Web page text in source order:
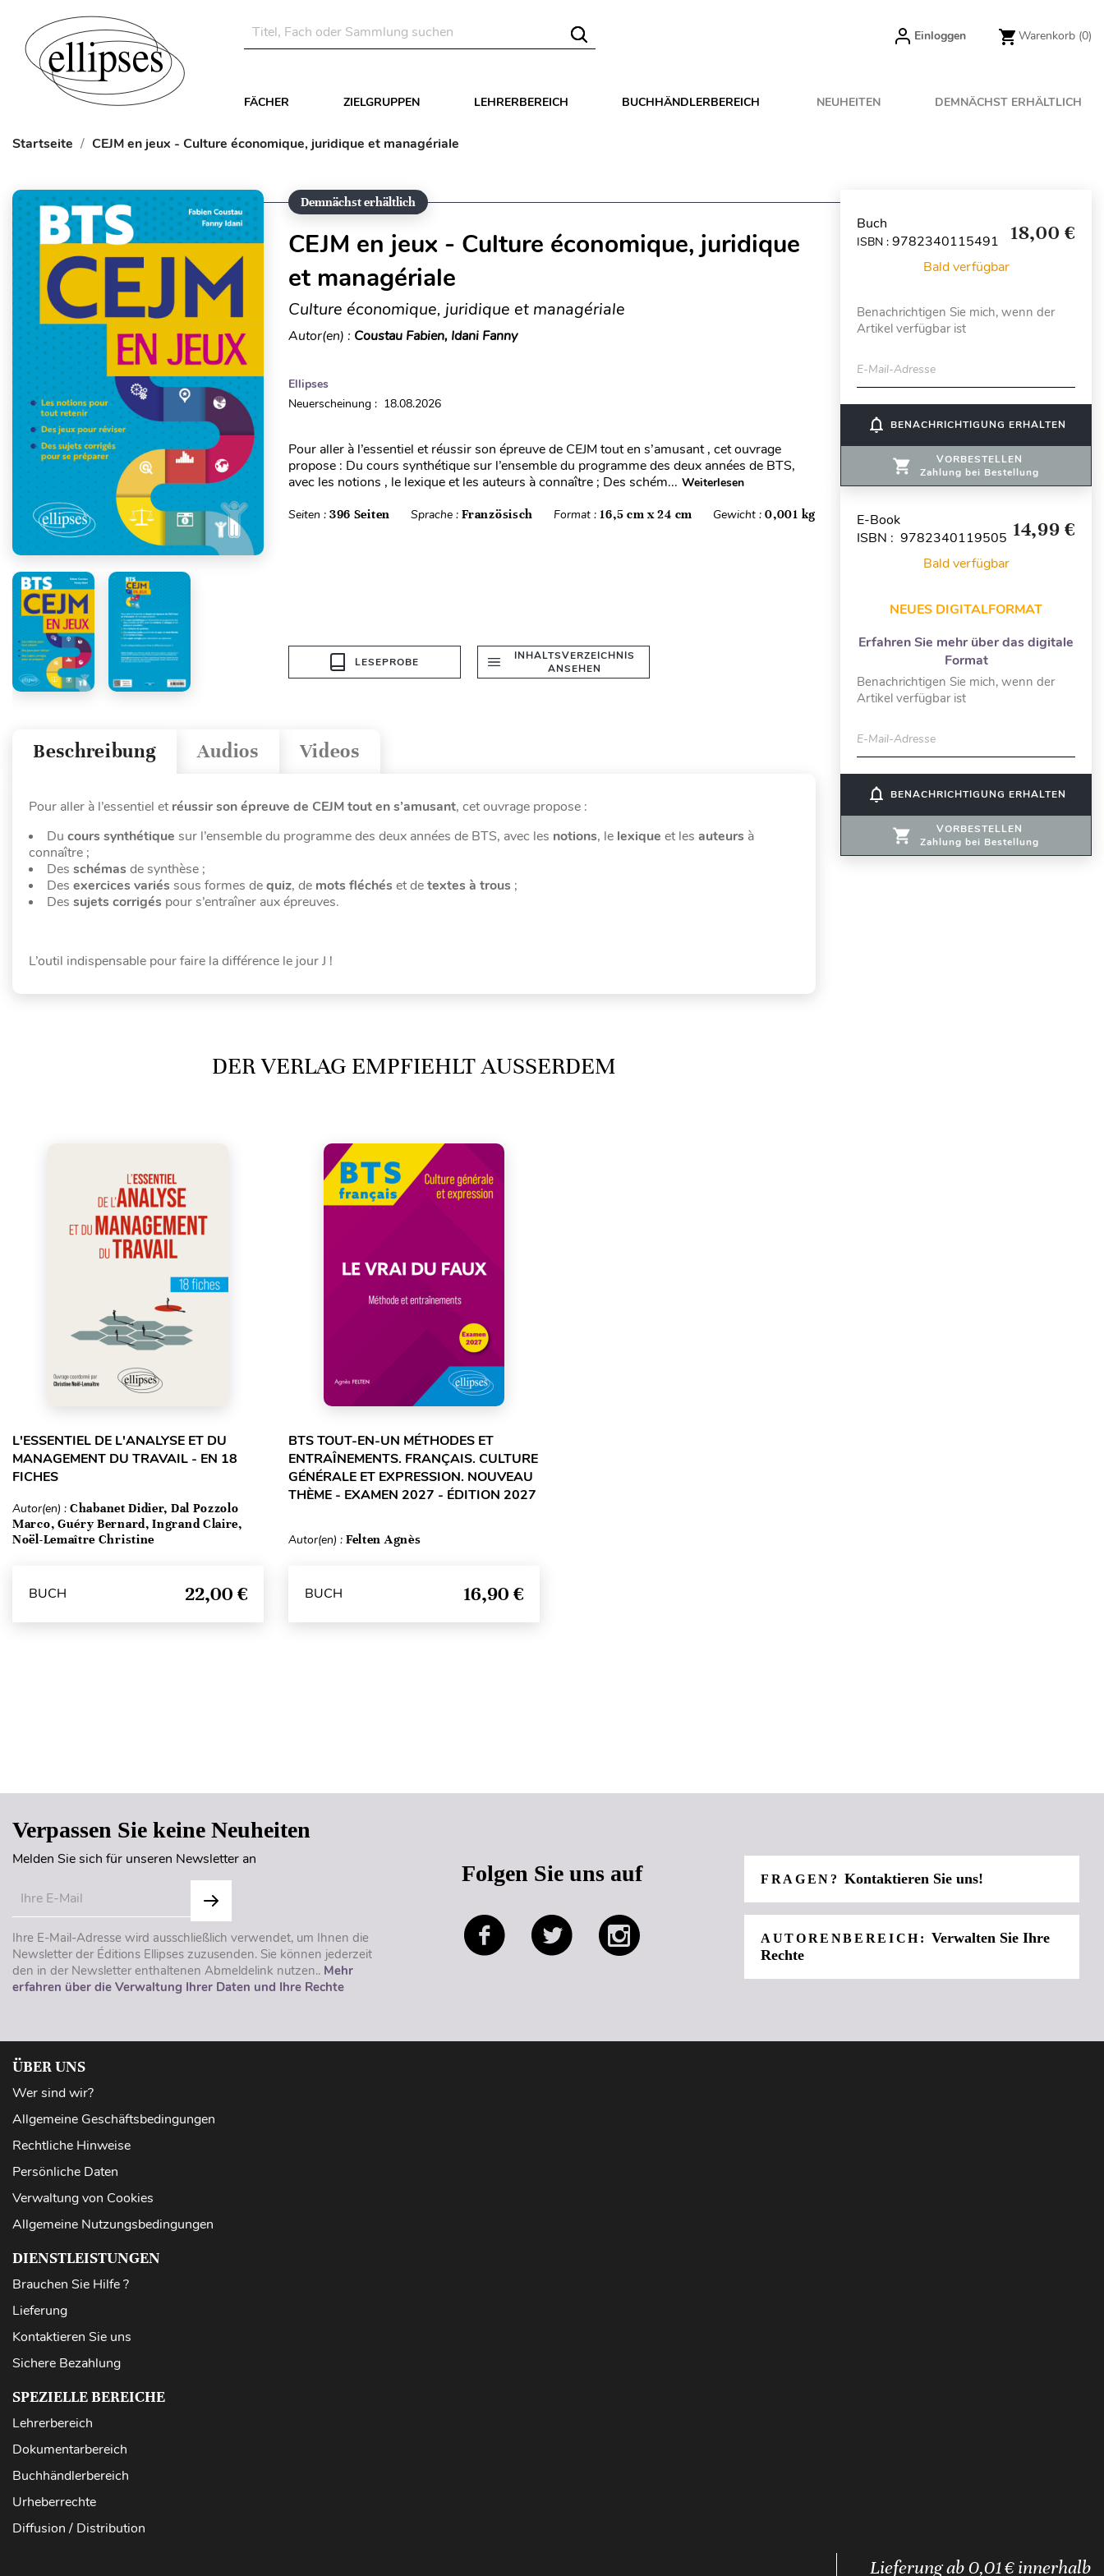
Einloggen Warenkorb (0)
FÄCHER ZIELGRUPPEN LEHRERBEREICH BUCHHÄNDLERBEREICH NEUHEITEN DEMNÄCHST ERHÄLTLICH
Startseite CEJM en jeux - Culture économique, juridique et managériale
Demnächst erhältlich
CEJM en jeux - Culture économique, juridique
et managériale
Culture économique, juridique et managériale
Autor(en) : Coustau Fabien, Idani Fanny
Ellipses
Neuerscheinung : 18.08.2026
Pour aller à l’essentiel et réussir son épreuve de CEJM tout en s’amusant , cet ouvrage
propose : Du cours synthétique sur l’ensemble du programme des deux années de BTS,
avec les notions , le lexique et les auteurs à connaître ; Des schém... Weiterlesen
Seiten : 396 Seiten Sprache :Französisch Format :16,5 cm x 24 cm Gewicht :0,001 kg
LESEPROBE
INHALTSVERZEICHNIS
ANSEHEN
Videos
Audios
Beschreibung
Pour aller à l’essentiel etréussir son épreuve de CEJM tout en s’amusant, cet ouvrage propose :
Du cours synthétique sur l’ensemble du programme des deux années de BTS, avec les notions, le lexique et les auteurs à
connaître ;
Des schémas de synthèse ;
Des exercices variés sous formes dequiz, de mots fléchés et detextes à trous ;
Des sujets corrigés pour s’entraîner aux épreuves.
L’outil indispensable pour faire la différence le jour J !
DER VERLAG EMPFIEHLT AUSSERDEM
L'ESSENTIEL DE L'ANALYSE ET DU
MANAGEMENT DU TRAVAIL - EN 18
FICHES
Autor(en) : Chabanet Didier, Dal Pozzolo
Marco, Guéry Bernard, Ingrand Claire,
Noël-Lemaître Christine
BUCH 22,00 €
BTS TOUT-EN-UN MÉTHODES ET
ENTRAÎNEMENTS. FRANÇAIS. CULTURE
GÉNÉRALE ET EXPRESSION. NOUVEAU
THÈME - EXAMEN 2027 - ÉDITION 2027
Autor(en) : Felten Agnès
BUCH 16,90 €
Buch
ISBN : 9782340115491 18,00 €
Bald verfügbar
Benachrichtigen Sie mich, wenn der
Artikel verfügbar ist
E-Mail-Adresse
notifications_none BENACHRICHTIGUNG ERHALTEN
VORBESTELLEN
Zahlung bei Bestellung
E-Book
ISBN : 9782340119505 14,99 €
Bald verfügbar
NEUES DIGITALFORMAT
Erfahren Sie mehr über das digitale
Format
Benachrichtigen Sie mich, wenn der
Artikel verfügbar ist
E-Mail-Adresse
notifications_none BENACHRICHTIGUNG ERHALTEN
VORBESTELLEN
Zahlung bei Bestellung
Verpassen Sie keine Neuheiten
Melden Sie sich für unseren Newsletter an
Ihre E-Mail-Adresse wird ausschließlich verwendet, um Ihnen die
Newsletter der Éditions Ellipses zuzusenden. Sie können jederzeit
den in der Newsletter enthaltenen Abmeldelink nutzen.. Mehr
erfahren über die Verwaltung Ihrer Daten und Ihre Rechte
Folgen Sie uns auf FRAGEN?Kontaktieren Sie uns!
AUTORENBEREICH:Verwalten Sie Ihre
Rechte
ÜBER UNS
Wer sind wir?
Allgemeine Geschäftsbedingungen
Rechtliche Hinweise
Persönliche Daten
Verwaltung von Cookies
Allgemeine Nutzungsbedingungen
DIENSTLEISTUNGEN
Brauchen Sie Hilfe ?
Lieferung
Kontaktieren Sie uns
Sichere Bezahlung
SPEZIELLE BEREICHE
Lehrerbereich
Dokumentarbereich
Buchhändlerbereich
Urheberrechte
Diffusion / Distribution
Lieferung ab 0,01 € innerhalb